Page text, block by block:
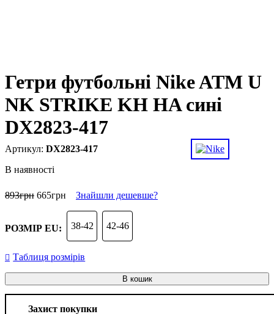
Гетри футбольні Nike ATM U
NK STRIKE KH HA сині
DX2823-417
DX2823-417
В наявності
893грн 665грн Знайшли дешевше?
РОЗМІР EU: 38-42 42-46
Таблиця розмірів
В кошик
Захист покупки